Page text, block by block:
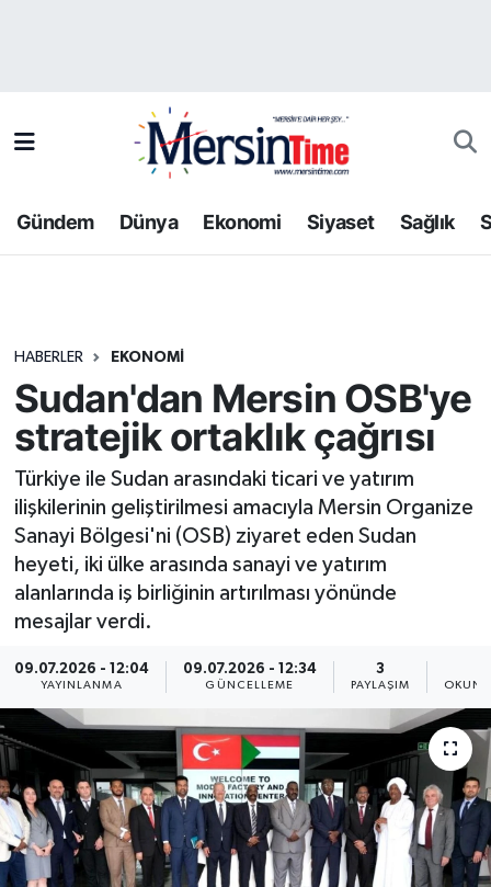
Gündem Dünya Ekonomi Siyaset Sağlık
HABERLER EKONOMI
Sudan'dan Mersin OSB'ye
stratejik ortaklık çağrısı
Türkiye ile Sudan arasındaki ticari ve yatırım
ilişkilerinin geliştirilmesi amacıyla Mersin Organize
Sanayi Bölgesi'ni (OSB) ziyaret eden Sudan
heyeti, iki ülke arasında sanayi ve yatırım
alanlarında iş birliğinin artırılması yönünde
mesajlar verdi.
09.07.2026 - 12:04
YAYINLANMA
09.07.2026 - 12:34
GÜNCELLEME
3
PAYLAŞIM
Bilim-Teknoloji
Dünya
Ekonomi
Gündem
Kültür-Sanat
Resmi İlan
Sağlık
Yaşam
Trafik Durumu
Tüm Manşetler
Haber Arşivi